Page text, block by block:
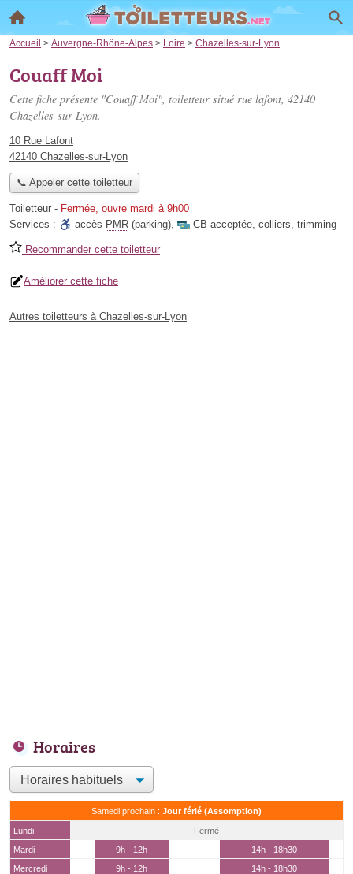
Accueil > Auvergne-Rhône-Alpes > Loire > Chazelles-sur-Lyon
Couaff Moi
Cette fiche présente "Couaff Moi", toiletteur situé rue lafont, 42140
Chazelles-sur-Lyon.
10 Rue Lafont
42140 Chazelles-sur-Lyon
📞 Appeler cette toiletteur
Toiletteur - Fermée, ouvre mardi à 9h00
Services :
accès PMR (parking), CB acceptée, colliers, trimming
Recommander cette toiletteur
Améliorer cette fiche
Autres toiletteurs à Chazelles-sur-Lyon
Horaires
Samedi prochain : Jour férié (Assomption)
Lundi
Fermé
Mardi
9h - 12h
14h - 18h30
Mercredi
9h - 12h
14h - 18h30